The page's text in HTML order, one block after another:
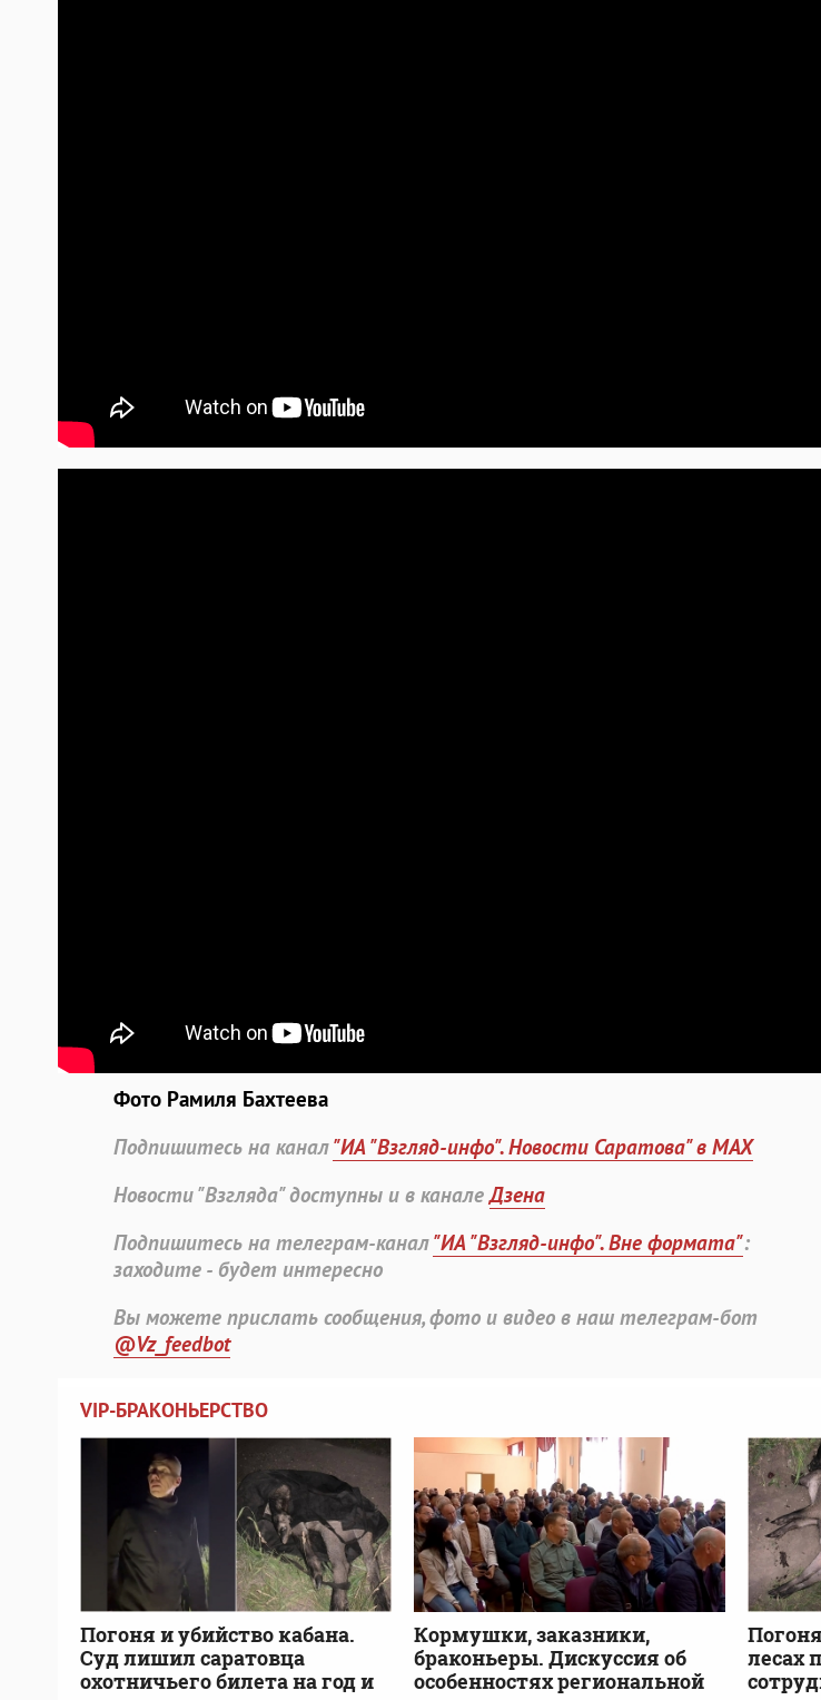
Фото Рамиля Бахтеева
Подпишитесь на канал"ИА "Взгляд-инфо". Новости Саратова" в MAX
Новости "Взгляда" доступны и в каналеДзена
Подпишитесь на телеграм-канал"ИА "Взгляд-инфо". Вне формата":
заходите - будет интересно
Вы можете прислать сообщения, фото и видео в наш телеграм-бот
@Vz_feedbot
VIP-БРАКОНЬЕРСТВО
Погоня и убийство кабана.
Суд лишил саратовца
охотничьего билета на год и
Кормушки, заказники,
браконьеры. Дискуссия об
особенностях региональной
лесах